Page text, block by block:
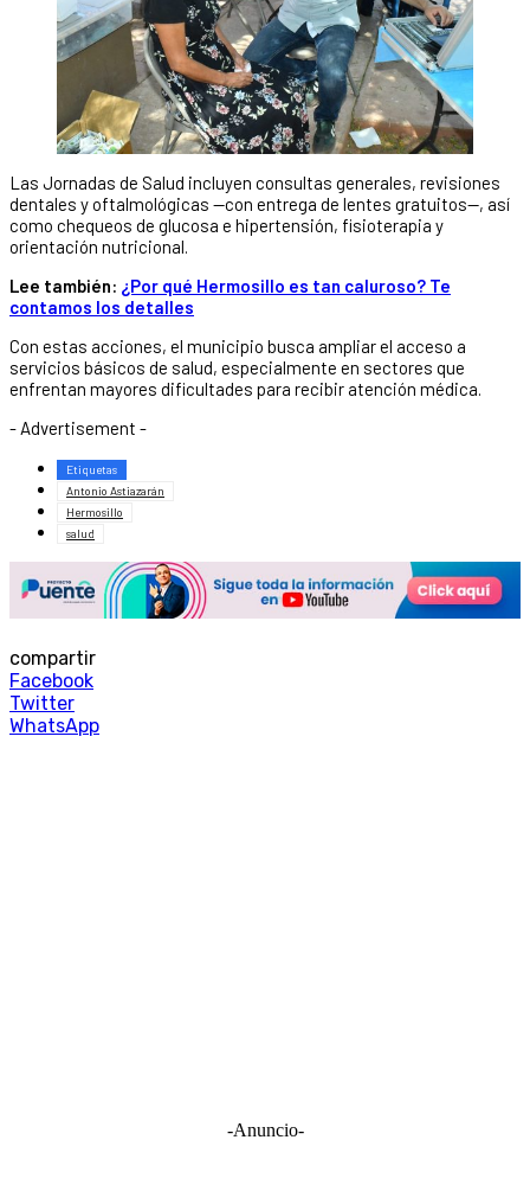
Las Jornadas de Salud incluyen consultas generales, revisiones
dentales y oftalmológicas —con entrega de lentes gratuitos—, así
como chequeos de glucosa e hipertensión, fisioterapia y
orientación nutricional.
Lee también: ¿Por qué Hermosillo es tan caluroso? Te
contamos los detalles
Con estas acciones, el municipio busca ampliar el acceso a
servicios básicos de salud, especialmente en sectores que
enfrentan mayores dificultades para recibir atención médica.
- Advertisement -
Etiquetas
Antonio Astiazarán
Hermosillo
salud
compartir
Facebook
Twitter
WhatsApp
-Anuncio-